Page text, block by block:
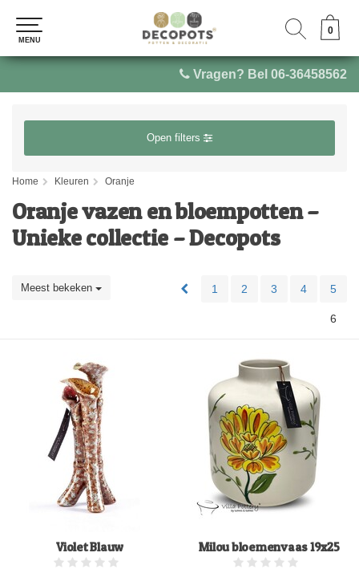
Vragen? Bel 06-36458562
0
MENU
0
MENU
Open filters
Home Kleuren Oranje
Oranje vazen en bloempotten –
Unieke collectie – Decopots
Meest bekeken 1 2 3 4 5
6
Violet Blauw Milou bloemenvaas 19x25